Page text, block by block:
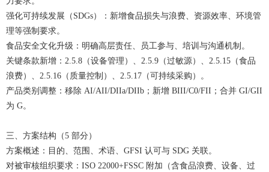
强化可持续发展（SDGs）：新增食品损失与浪费、资源效率、环境管
理等强制要求。
食品安全文化升级：明确高层责任、员工参与、培训与沟通机制。
关键条款新增：2.5.8（设备管理）、2.5.9（过敏源）、2.5.15（食品
浪费）、2.5.16（质量控制）、2.5.17（可持续采购）。
产品类别调整：移除 AI/AII/DIIa/DIIb；新增 BIII/C0/FII；合并 GI/GII
为 G。
三、方案结构（5 部分）
方案概述：目的、范围、术语、GFSI 认可与 SDG 关联。
对被审核组织要求：ISO 22000+FSSC 附加（含食品浪费、设备、过